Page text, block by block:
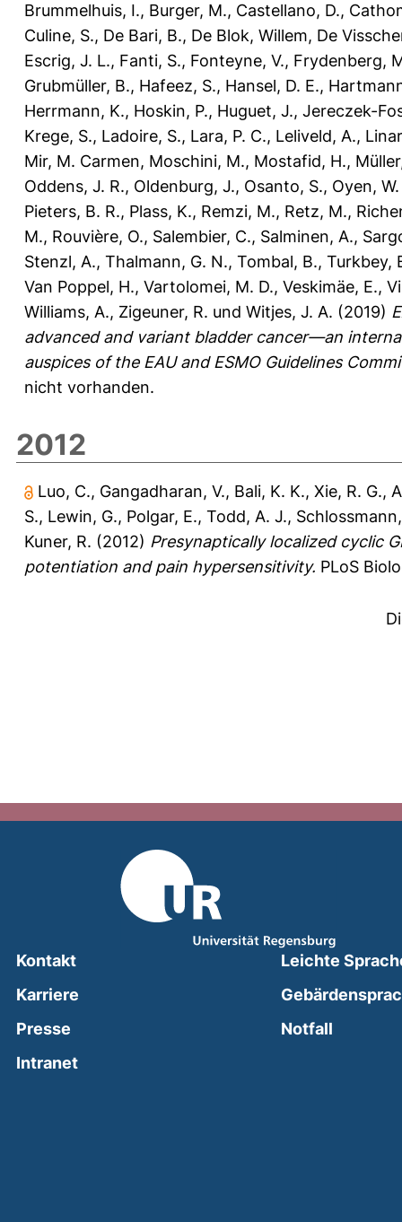
Brummelhuis, I., Burger, M., Castellano, D.,
Culine, S., De Bari, B., De Blok, Willem, De
Escrig, J. L., Fanti, S., Fonteyne, V., Frydenberg,
Grubmüller, B., Hafeez, S., Hansel, D. E.,
Herrmann, K., Hoskin, P., Huguet, J., Jereczek-
Krege, S., Ladoire, S., Lara, P. C., Leliveld, A.,
Mir, M. Carmen, Moschini, M., Mostafid, H.,
Oddens, J. R., Oldenburg, J., Osanto, S., Oyen,
Pieters, B. R., Plass, K., Remzi, M., Retz, M.,
M., Rouvière, O., Salembier, C., Salminen, A.,
Stenzl, A., Thalmann, G. N., Tombal, B., Turkbey,
Van Poppel, H., Vartolomei, M. D., Veskimäe, E.,
Williams, A., Zigeuner, R. und Witjes, J. A. (2019)
advanced and variant bladder cancer—an
auspices of the EAU and ESMO Guidelines
nicht vorhanden.
2012
Luo, C., Gangadharan, V., Bali, K. K., Xie, R. G.,
S., Lewin, G., Polgar, E., Todd, A. J.,
Kuner, R. (2012) Presynaptically localized cyclic
potentiation and pain hypersensitivity. PLoS
Kontakt
Karriere
Presse
Intranet(external link, opens in a new window)
Leichte
Notfall